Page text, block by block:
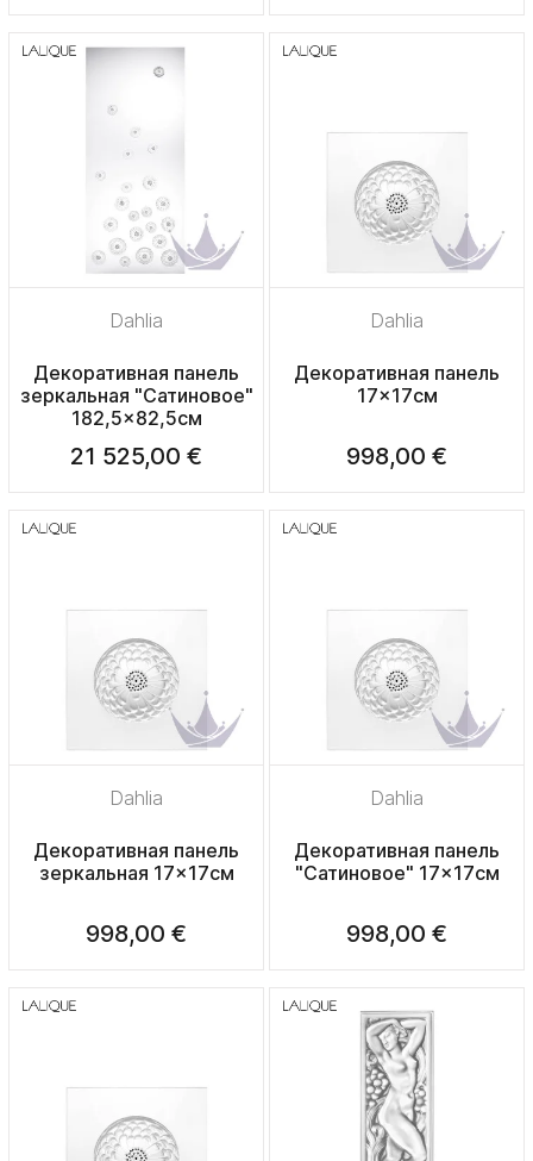
Dahlia
Декоративная панель
зеркальная "Сатиновое"
182,5x82,5см
21 525,00 €
Dahlia
Декоративная панель
17x17см
998,00 €
Dahlia
Декоративная панель
зеркальная 17x17см
998,00 €
Dahlia
Декоративная панель
"Сатиновое" 17x17см
998,00 €